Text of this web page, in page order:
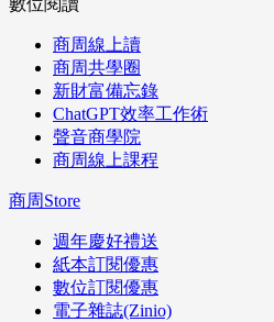
數位閱讀
商周線上讀
商周共學圈
新財富備忘錄
ChatGPT效率工作術
聲音商學院
商周線上課程
商周Store
週年慶好禮送
紙本訂閱優惠
數位訂閱優惠
電子雜誌(Zinio)